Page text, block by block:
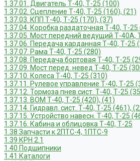
1.37.01. Двигатель Т-40, Т-25 (100)
1.37.02. Сцепление Т-40, Т-25 (160), (21)
1.37.03. КПП Т-40, Т-25 (170), (37)
1.37.04. Коробка раздаточная Т-40, Т-25
1.37.05. Мост передний ведущий Т-40А,
1.37.06. Передача карданная Т-40, Т-25
1.37.07. Рама Т-40, Т-25 (280)
1.37.08. Передача бортовая Т-40, Т-25
1.37.09. Мост перед. невед Т-40, Т-25
1.37.10. Колеса Т-40, Т-25 (310)
1.37.11. Рулевое управление Т-40, Т-25
1.37.12. Тормоза пнев.сист. Т-40, Т-25
1.37.13. ВОМ Т-40, Т-25 (420), (41)
1.37.14. Гидравл. сист. Т-40, Т-25 (461),
1.37.15. Устройство навесн. Т-40, Т-25
1.37.16. Кабина и облицовка Т-40, Т-25
1.38 Запчасти к 2ПТС-4, 1ПТС-9
1.39 КРН 2.1
1.40 Подшипники
1.41 Каталоги